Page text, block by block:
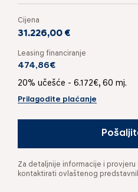
Cijena
31.226,00 €
Leasing financiranje
474,86€
20% učešće - 6.172€, 60 mj.
Prilagodite plaćanje
Za detaljnije informacije i
kontaktirati ovlaštenog